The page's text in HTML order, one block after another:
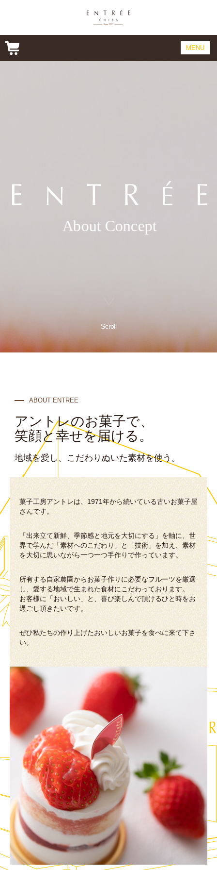
MENU
About Concept
Scroll
ABOUT ENTREE
アントレのお菓子で、
笑顔と幸せを届ける。
地域を愛し、こだわりぬいた素材を使う。
菓子工房アントレは、1971年から続いている古いお菓子屋
さんです。
「出来立て新鮮、季節感と地元を大切にする」を軸に、世
界で学んだ「素材へのこだわり」と「技術」を加え、素材
を大切に思いながら一つ一つ手作りで作っています。
所有する自家農園からお菓子作りに必要なフルーツを厳選
し、愛する地域で生まれた食材にこだわっております。
お客様に「おいしい」と、喜び楽しんで頂けるひと時をお
過ごし頂きたいです。
ぜひ私たちの作り上げたおいしいお菓子を食べに来て下さ
い。